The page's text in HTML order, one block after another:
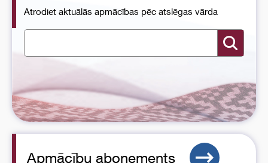
Atrodiet aktuālās apmācības pēc atslēgas vārda
Apmācību abonements